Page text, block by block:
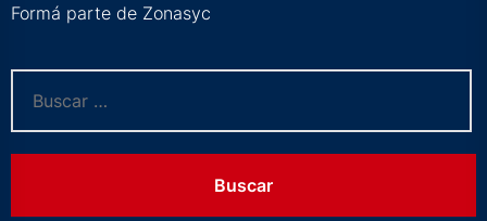
Formá parte de Zonasyc